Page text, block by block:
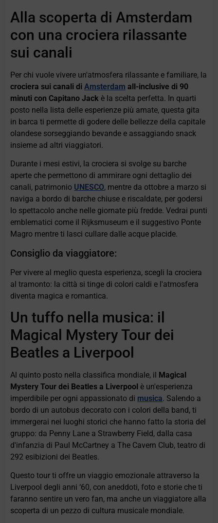
Alla scoperta di Amsterdam
con una crociera rilassante
sui canali
Per chi vuole vivere un'atmosfera rilassante e familiare, la
crociera sui canali diAmsterdam all-inclusive di 90
minuti con Capitano Jack è la scelta perfetta. In quarti
posto nella lista delle esperienze più amate, questa gita
in barca ti permette di godere delle bellezze della capitale
olandese sorseggiando bevande e assaggiando snack
insieme ad altri viaggiatori.
Durante i mesi estivi, la crociera si svolge su barche
aperte che permettono di ammirare ogni dettaglio dei
canali, patrimonio UNESCO, mentre da ottobre a marzo si
naviga a bordo di barche chiuse e riscaldate, per godersi
lo spettacolo anche nelle giornate più fredde. Vedrai punti
emblematici come il Rijksmuseum e il suggestivo Ponte
Magro mentre ti lasci cullare dalle acque placide.
Consiglio da viaggiatore:
Per vivere al meglio questa esperienza, scegli la crociera
al tramonto: la città si tinge di colori caldi e l'atmosfera
diventa magica e romantica.
Un tuffo nella musica: il
Magical Mystery Tour dei
Beatles a Liverpool
Al quinto posto nella classifica mondiale, il Magical
Mystery Tour dei Beatles a Liverpool è un'esperienza
imperdibile per ogni appassionato di musica. Salendo a
bordo di un autobus decorato con i colori della band, ti
immergerai nei luoghi storici che hanno fatto la storia del
gruppo: da Penny Lane a Strawberry Field, dalla casa
d'infanzia di Paul McCartney a The Cavern Club, teatro di
292 esibizioni dei Beatles.
Questo tour ti offre un viaggio emozionale attraverso la
Liverpool degli anni ‘60, con aneddoti, foto e storie che ti
faranno sentire un vero fan, ma anche un viaggiatore alla
scoperta di un pezzo di cultura musicale mondiale.